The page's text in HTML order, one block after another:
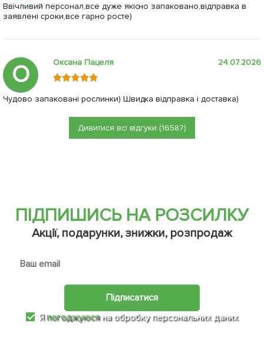
Ввічливий персонал,все дуже якісно запаковано,відправка в
заявлені сроки,все гарно росте)
О Оксана Пацеля 24.07.2026
Чудово запаковані рослинки) Швидка відправка і доставка)
Дивитися всі відгуки (16587)
ПІДПИШИСЬ НА РОЗСИЛКУ
Акції, подарунки, знижки, розпродаж
Підписатися
Япогоджуюся на обробку персональних даних